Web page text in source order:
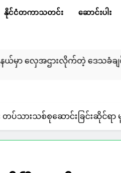
နိုင်ငံတကာသတင်း ဆောင်းပါး
လိုက်တဲ့ ဒေသခံချင်းအမျိုးသား
ားသစ်စုဆောင်းခြင်းဆိုင်ရာ မူဝ